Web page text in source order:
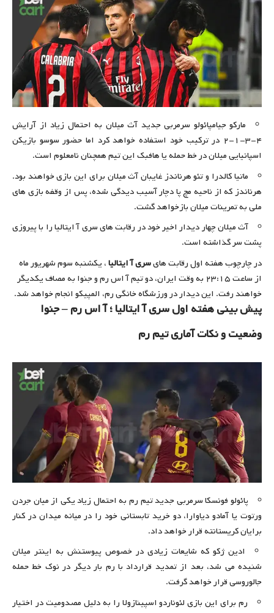
مارکو جیامپائولو سرمربی جدید آث میلان به احتمال زیاد از آرایش
۴-۳-۱-۲ در ترکیب خود استفاده خواهد کرد اما حضور سوسو بازیکن
اسپانیایی میلان در خط حمله یا هافبک این تیم همچنان نامعلوم است.
ماتیا کالدرا و تئو هرناندز غایبان آث میلان برای این بازی خواهند بود.
هرناندز که از ناحیه مچ پا دچار آسیب دیدگی شده، پس از وقفه بازی های
ملی به تمرینات میلان بازخواهد گشت.
آث میلان چهار دیدار اخیر خود در رقابت های سری آ ایتالیا را با پیروزی
پشت سر گذاشته است.
در چارچوب هفته اول رقابت هایسری آ ایتالیا، یکشنبه سوم شهریور ماه
از ساعت ۲۳:۱۵ به وقت ایران،‌ دو تیم آ اس رم و جنوا به مصاف یکدیگر
خواهند رفت. این دیدار در ورزشگاه خانگی رم،‌ المپیکو انجام خواهد شد.
پیش بینی هفته اول سری آ ایتالیا ؛ آ اس رم – جنوا
وضعیت و نکات آماری تیم رم
پائولو فونسکا سرمربی جدید تیم رم به احتمال زیاد یکی از میان جردن
ورتوت یا آمادو دیاوارا، دو خرید تابستانی خود را در میانه میدان در کنار
برایان کریستانته قرار خواهد داد.
ادین ژکو که شایعات زیادی در خصوص پیوستنش به اینتر میلان
شنیده می شد،‌ بعد از تمدید قرارداد با رم بار دیگر در نوک خط حمله
جالوروسی قرار خواهد گرفت.
رم برای این بازی لئوناردو اسپینازولا را به دلیل مصدومیت در اختیار